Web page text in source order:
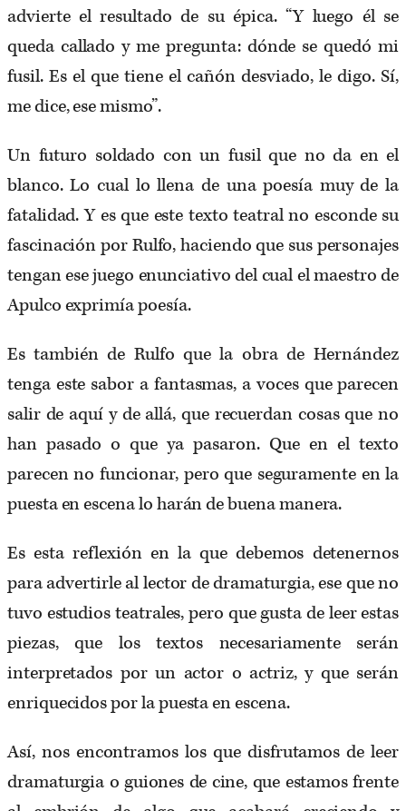
advierte el resultado de su épica. “Y luego él se
queda callado y me pregunta: dónde se quedó mi
fusil. Es el que tiene el cañón desviado, le digo. Sí,
me dice, ese mismo”.
Un futuro soldado con un fusil que no da en el
blanco. Lo cual lo llena de una poesía muy de la
fatalidad. Y es que este texto teatral no esconde su
fascinación por Rulfo, haciendo que sus personajes
tengan ese juego enunciativo del cual el maestro de
Apulco exprimía poesía.
Es también de Rulfo que la obra de Hernández
tenga este sabor a fantasmas, a voces que parecen
salir de aquí y de allá, que recuerdan cosas que no
han pasado o que ya pasaron. Que en el texto
parecen no funcionar, pero que seguramente en la
puesta en escena lo harán de buena manera.
Es esta reflexión en la que debemos detenernos
para advertirle al lector de dramaturgia, ese que no
tuvo estudios teatrales, pero que gusta de leer estas
piezas, que los textos necesariamente serán
interpretados por un actor o actriz, y que serán
enriquecidos por la puesta en escena.
Así, nos encontramos los que disfrutamos de leer
dramaturgia o guiones de cine, que estamos frente